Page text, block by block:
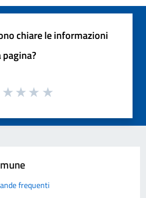
chiare le informazioni
frequenti